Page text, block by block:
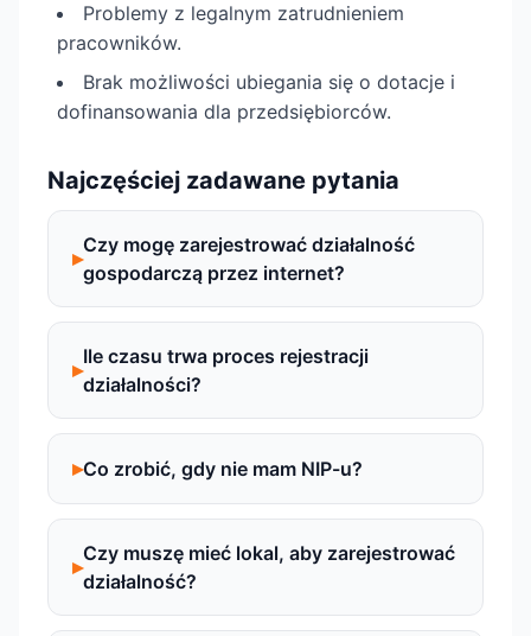
Problemy z legalnym zatrudnieniem
pracowników.
Brak możliwości ubiegania się o dotacje i
dofinansowania dla przedsiębiorców.
Najczęściej zadawane pytania
Czy mogę zarejestrować działalność
gospodarczą przez internet?
Ile czasu trwa proces rejestracji
działalności?
Co zrobić, gdy nie mam NIP-u?
Czy muszę mieć lokal, aby zarejestrować
działalność?